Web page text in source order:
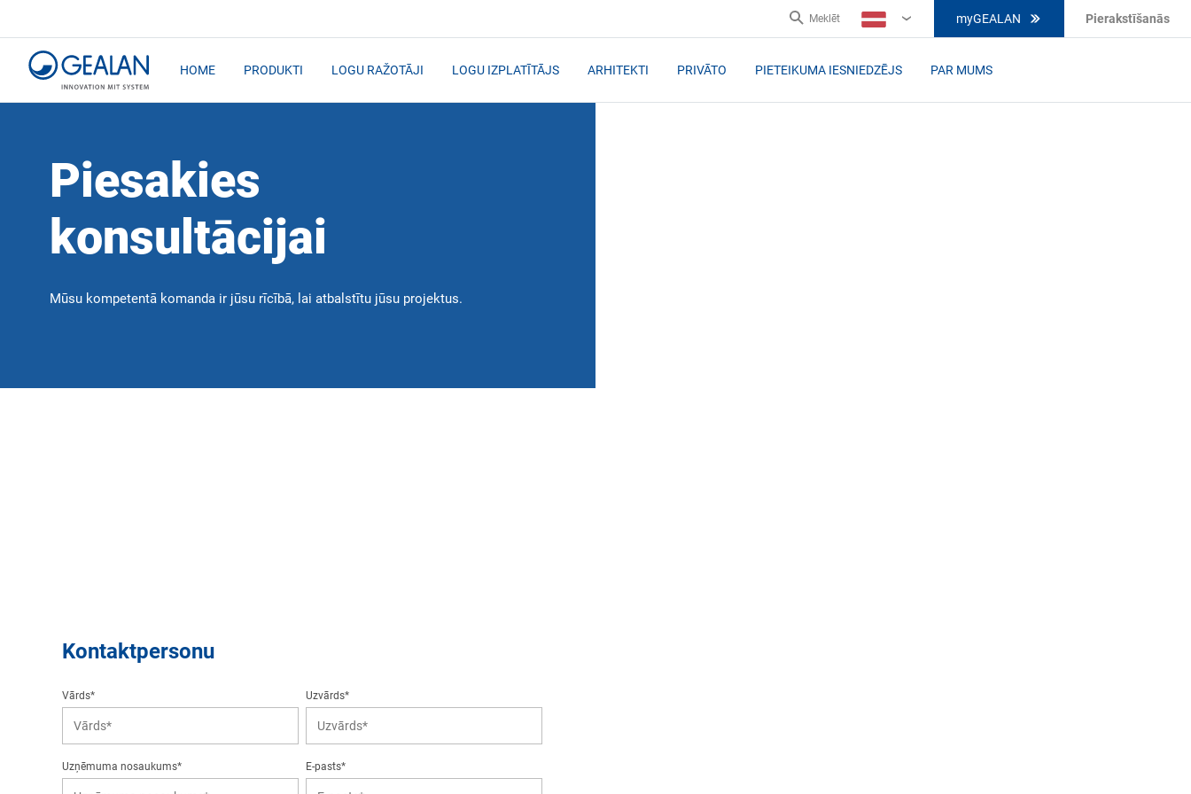
Meklēt
LV
myGEALAN Pierakstīšanās
HOME PRODUKTI LOGU RAŽOTĀJI LOGU IZPLATĪTĀJS ARHITEKTI PRIVĀTO PIETEIKUMA IESNIEDZĒJS PAR MUMS
Piesakies
konsultācijai
Mūsu kompetentā komanda ir jūsu rīcībā, lai atbalstītu jūsu projektus.
Kontaktpersonu
Vārds* Uzvārds*
Uzņēmuma nosaukums* E-pasts*